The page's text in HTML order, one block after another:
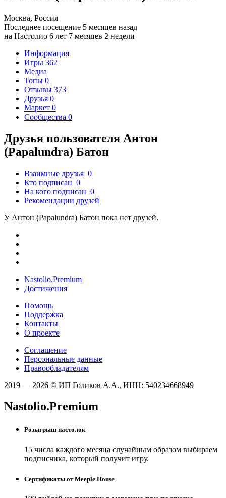
Москва, Россия
Последнее посещение 5 месяцев назад
на Настолио 6 лет 7 месяцев 2 недели
Информация
Игры 362
Медиа
Топы 0
Отзывы 373
Друзья 0
Маркет 0
Сообщества 0
Друзья пользователя Антон
(Papalundra) Батон
Взаимные друзья 0
Кто подписан 0
На кого подписан 0
Рекомендации друзей
У Антон (Papalundra) Батон пока нет друзей.
Nastolio.Premium
Достижения
Помощь
Поддержка
Контакты
О проекте
Соглашение
Персональные данные
Правообладателям
2019 — 2026 © ИП Голиков А.А., ИНН: 540234668949
Nastolio.Premium
Розыгрыш настолок
15 числа каждого месяца случайным образом выбираем
подписчика, который получит игру.
Сертификаты от Meeple House